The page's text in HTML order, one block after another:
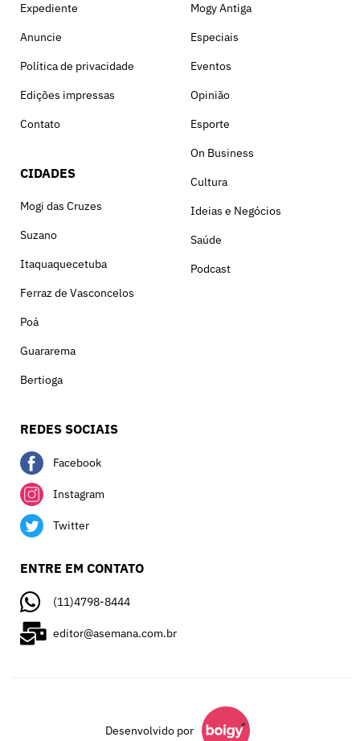
Expediente
Anuncie
Política de privacidade
Edições impressas
Contato
CIDADES
Mogi das Cruzes
Suzano
Itaquaquecetuba
Ferraz de Vasconcelos
Poá
Guararema
Bertioga
Mogy Antiga
Especiais
Eventos
Opinião
Esporte
On Business
Cultura
Ideias e Negócios
Saúde
Podcast
REDES SOCIAIS
Facebook
Instagram
Twitter
ENTRE EM CONTATO
(11)4798-8444
editor@asemana.com.br
Desenvolvido por